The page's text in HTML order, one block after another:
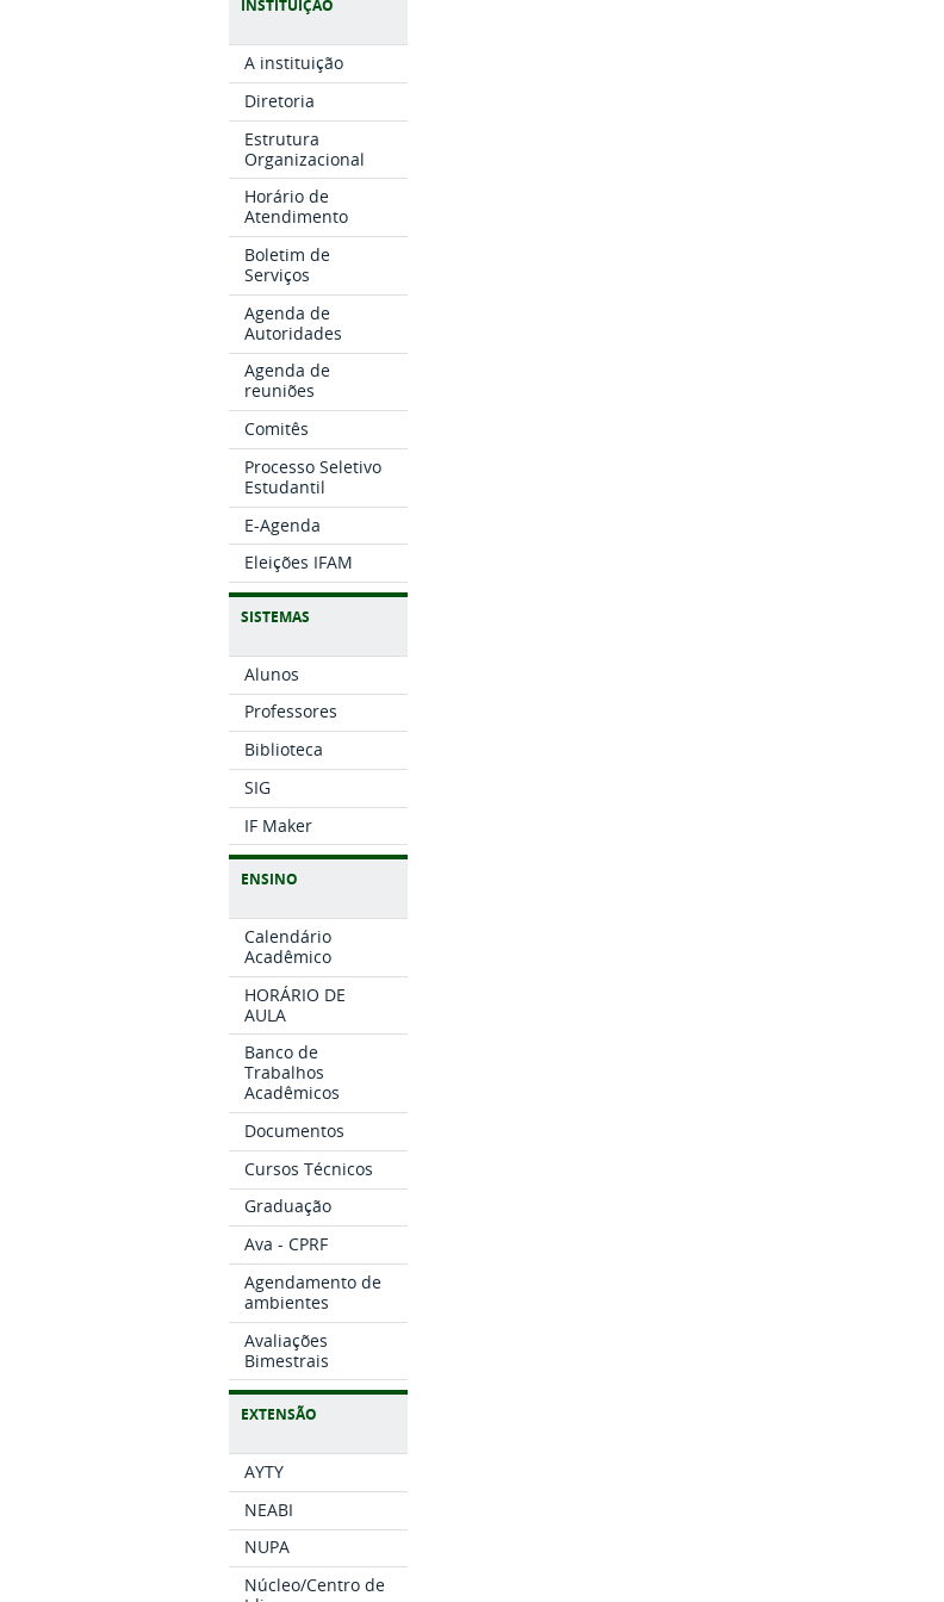
INSTITUIÇÃO
A instituição
Diretoria
Estrutura
Organizacional
Horário de
Atendimento
Boletim de
Serviços
Agenda de
Autoridades
Agenda de
reuniões
Comitês
Processo Seletivo
Estudantil
E-Agenda
Eleições IFAM
SISTEMAS
Alunos
Professores
Biblioteca
SIG
IF Maker
ENSINO
Calendário
Acadêmico
HORÁRIO DE
AULA
Banco de
Trabalhos
Acadêmicos
Documentos
Cursos Técnicos
Graduação
Ava - CPRF
Agendamento de
ambientes
Avaliações
Bimestrais
EXTENSÃO
AYTY
NEABI
NUPA
Núcleo/Centro de